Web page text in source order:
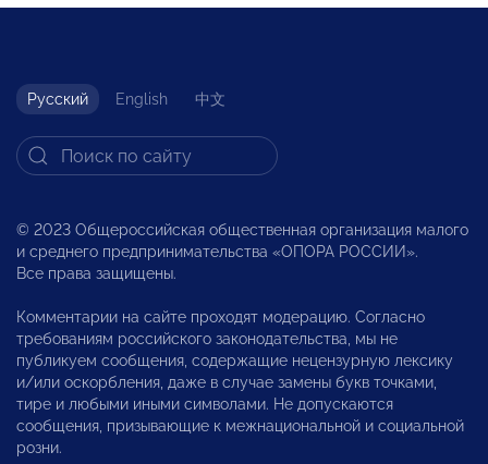
Русский English 中文
© 2023 Общероссийская общественная организация малого
и среднего предпринимательства «ОПОРА РОССИИ».
Все права защищены.
Комментарии на сайте проходят модерацию. Согласно
требованиям российского законодательства, мы не
публикуем сообщения, содержащие нецензурную лексику
и/или оскорбления, даже в случае замены букв точками,
тире и любыми иными символами. Не допускаются
сообщения, призывающие к межнациональной и социальной
розни.